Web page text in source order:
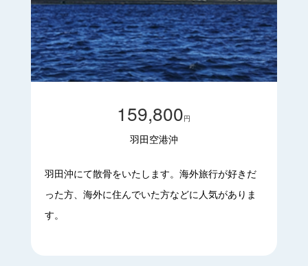
159,800円
羽田空港沖
羽田沖にて散骨をいたします。海外旅行が好きだ
った方、海外に住んでいた方などに人気がありま
す。